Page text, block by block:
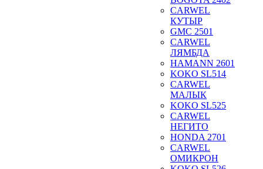
CARWEL
КУТЫР
GMC 2501
CARWEL
ЛЯМБДА
HAMANN 2601
KOKO SL514
CARWEL
МАЛЫК
KOKO SL525
CARWEL
НЕГИТО
HONDA 2701
CARWEL
ОМИКРОН